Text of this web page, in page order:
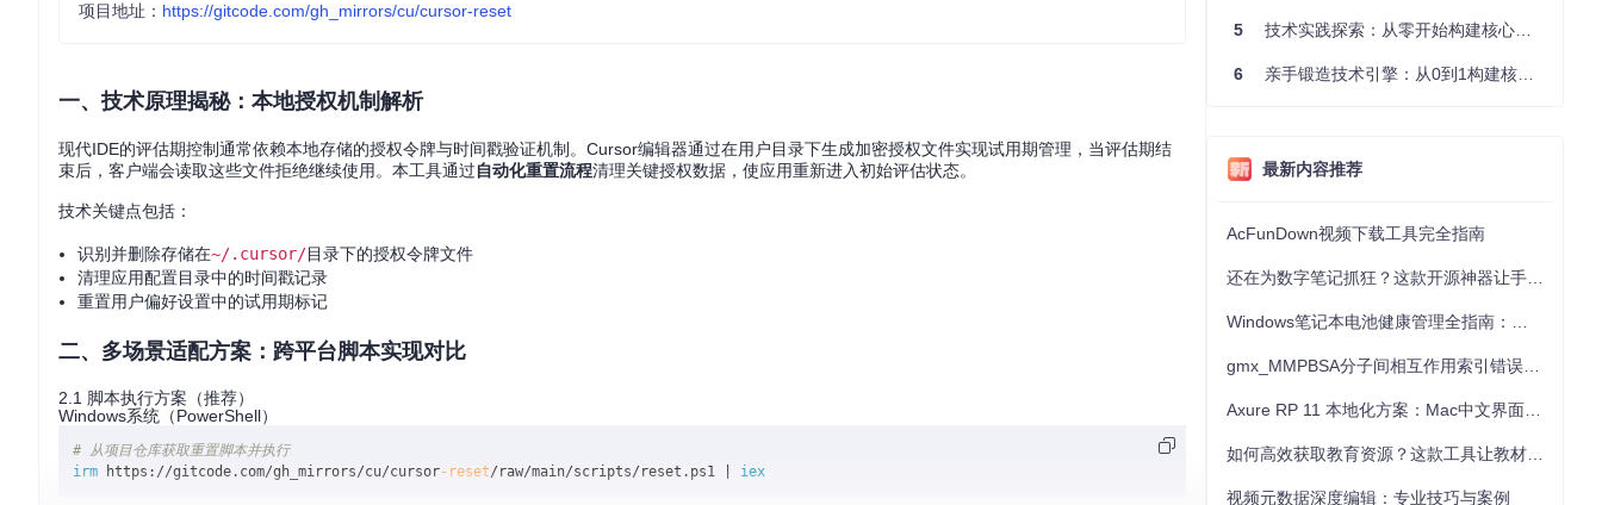
项目地址： https://gitcode.com/gh_mirrors/cu/cursor-reset
一、技术原理揭秘：本地授权机制解析
现代IDE的评估期控制通常依赖本地存储的授权令牌与时间戳验证机制。Cursor编辑器通过在用户目录下生成加密授权文件实现试用期管理，当评估期结
束后，客户端会读取这些文件拒绝继续使用。本工具通过自动化重置流程清理关键授权数据，使应用重新进入初始评估状态。
技术关键点包括：
识别并删除存储在~/.cursor/目录下的授权令牌文件
清理应用配置目录中的时间戳记录
重置用户偏好设置中的试用期标记
二、多场景适配方案：跨平台脚本实现对比
2.1 脚本执行方案（推荐）
Windows系统（PowerShell）
# 从项目仓库获取重置脚本并执行
irm https://gitcode.com/gh_mirrors/cu/cursor-reset/raw/main/scripts/reset.ps1 | iex
5 技术实践探索：从零开始构建核心系统的实践指南
6 亲手锻造技术引擎：从0到1构建核心系统的实践指南
最新内容推荐
AcFunDown视频下载工具完全指南
视频元数据深度编辑：专业技巧与案例